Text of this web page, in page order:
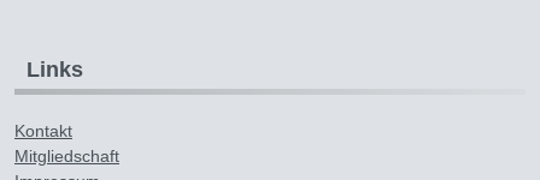
Links
Kontakt
Mitgliedschaft